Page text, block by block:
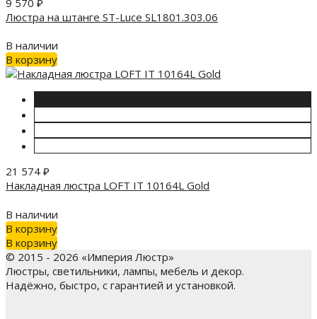
Люстра на штанге ST-Luce SL1801.303.06
В наличии
В корзину
21 574 ₽
Накладная люстра LOFT IT 10164L Gold
В наличии
В корзину
В корзину
© 2015 - 2026 «Империя Люстр»
Люстры, светильники, лампы, мебель и декор.
Надёжно, быстро, с гарантией и установкой.